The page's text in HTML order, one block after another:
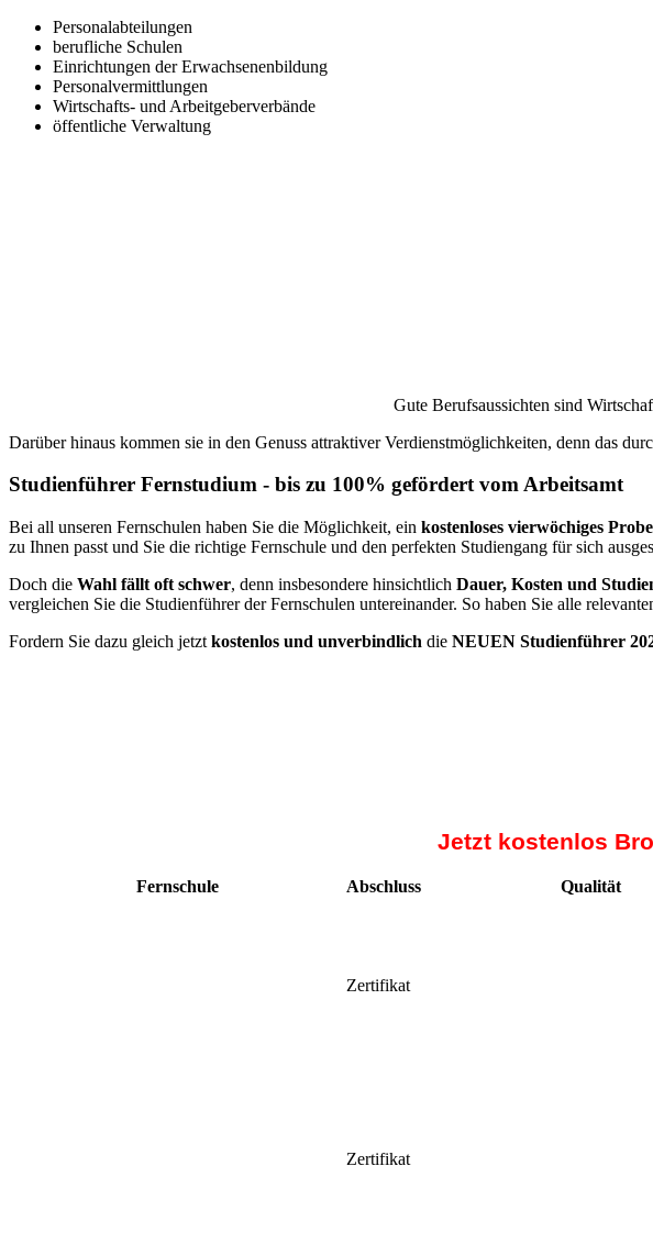
Personalabteilungen
berufliche Schulen
Einrichtungen der Erwachsenenbildung
Personalvermittlungen
Wirtschafts- und Arbeitgeberverbände
öffentliche Verwaltung
Gute Berufsaussichten sind
Darüber hinaus kommen sie in den Genuss attraktiver Verdienstmöglichkeiten, denn das
Studienführer Fernstudium - bis zu 100% gefördert vom Arbeitsamt
Bei all unseren Fernschulen haben Sie die Möglichkeit, ein kostenloses vierwöchiges
zu Ihnen passt und Sie die richtige Fernschule und den perfekten Studiengang für sich
Doch die Wahl fällt oft schwer, denn insbesondere hinsichtlich Dauer, Kosten und
vergleichen Sie die Studienführer der Fernschulen untereinander. So haben Sie alle
Fordern Sie dazu gleich jetzt kostenlos und unverbindlich die NEUEN Studienführer
Jetzt kostenlos
Fernschule Abschluss Qualität
Zertifikat
Zertifikat